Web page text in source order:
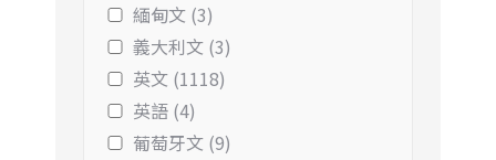
緬甸文 (3)
義大利文 (3)
英文 (1118)
英語 (4)
葡萄牙文 (9)